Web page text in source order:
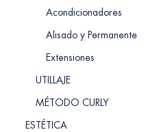
Acondicionadores
Alisado y Permanente
Extensiones
UTILLAJE
MÉTODO CURLY
ESTÉTICA